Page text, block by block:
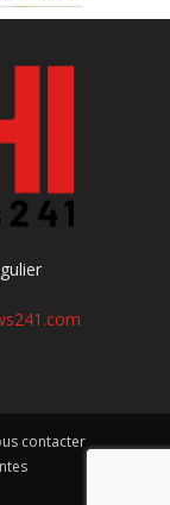
contacter